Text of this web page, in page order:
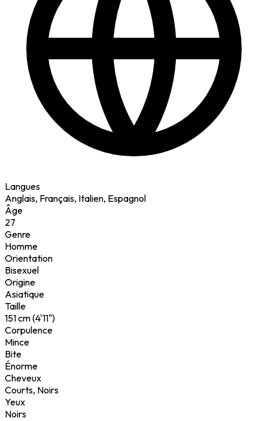
Langues
Anglais, Français, Italien, Espagnol
Âge
27
Genre
Homme
Orientation
Bisexuel
Origine
Asiatique
Taille
151 cm (4'11")
Corpulence
Mince
Bite
Énorme
Cheveux
Courts, Noirs
Yeux
Noirs